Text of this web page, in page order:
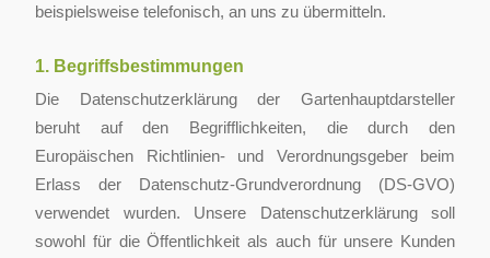
beispielsweise telefonisch, an uns zu übermitteln.
1. Begriffsbestimmungen
Die Datenschutzerklärung der Gartenhauptdarsteller
beruht auf den Begrifflichkeiten, die durch den
Europäischen Richtlinien- und Verordnungsgeber beim
Erlass der Datenschutz-Grundverordnung (DS-GVO)
verwendet wurden. Unsere Datenschutzerklärung soll
sowohl für die Öffentlichkeit als auch für unsere Kunden